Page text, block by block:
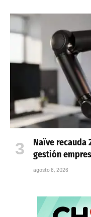
Naïve recauda
gestión
agosto 6, 2026